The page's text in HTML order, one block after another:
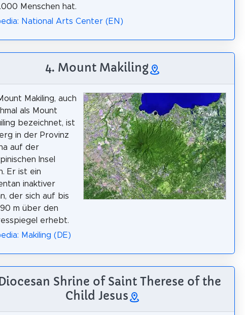
Menschen hat.
National Arts Center (EN)
4. Mount Makiling
Makiling, auch
als Mount
bezeichnet, ist
in der Provinz
auf der
Insel
Er ist ein
inaktiver
der sich auf bis
m über den
erhebt.
Makiling (DE)
Shrine of Saint Therese of the
Child Jesus